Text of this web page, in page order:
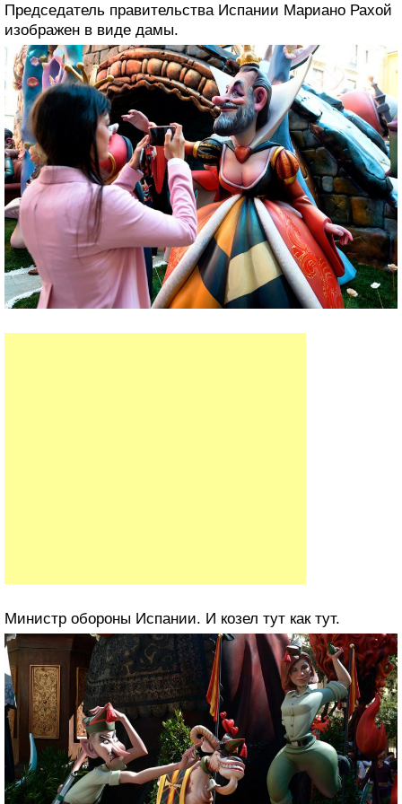
Председатель правительства Испании Мариано Рахой
изображен в виде дамы.
Министр обороны Испании. И козел тут как тут.